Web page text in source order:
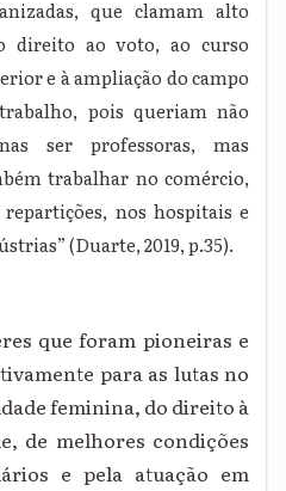
que clamam alto
direito ao voto, ao curso
e à ampliação do campo
pois queriam não
ser professoras, mas
trabalhar no comércio,
repartições, nos hospitais e
(Duarte, 2019, p.35).
que foram pioneiras e
para as lutas no
feminina, do direito à
de melhores condições
e pela atuação em